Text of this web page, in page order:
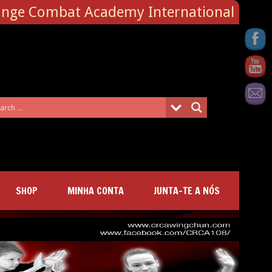
Combat Academy International
SHOP MINHA CONTA JUNTA-TE A NÓS